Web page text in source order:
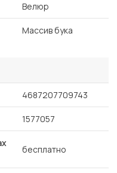
Велюр
Массив бука
4687207709743
1577057
бесплатно